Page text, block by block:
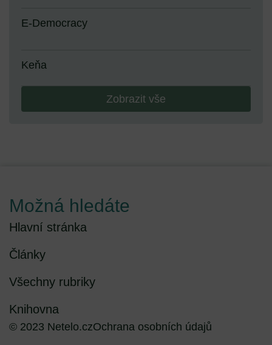
E-Democracy
Keňa
Zobrazit vše
Možná hledáte
Hlavní stránka
Články
Všechny rubriky
Knihovna
© 2023 Netelo.czOchrana osobních údajů